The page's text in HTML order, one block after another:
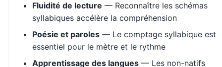
Fluidité de lecture — Reconnaître les schémas
syllabiques accélère la compréhension
Poésie et paroles — Le comptage syllabique est
essentiel pour le mètre et le rythme
Apprentissage des langues — Les non-natifs